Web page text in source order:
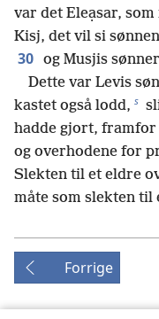
var det Eleạsar,
Kisj, det vil si
30 og Musjis
Dette var Levis
kastet også lodd, s
hadde gjort,
og overhodene for
Slekten til et eldre
måte som slekten til
Forrige